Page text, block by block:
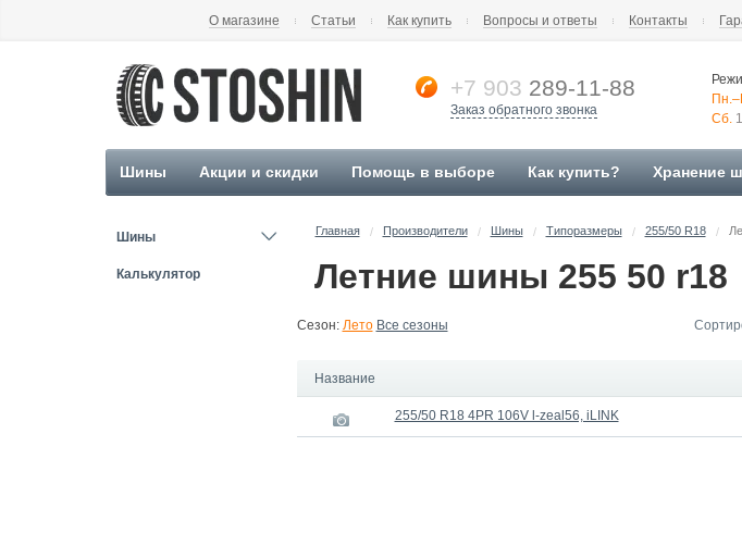
О магазине Статьи Как купить Вопросы и ответы Контакты
+7 903 289-11-88
Заказ обратного звонка
Сб.
Шины Акции и скидки Помощь в выборе Как купить? Хранение
Шины
Калькулятор
Главная / Производители / Шины / Типоразмеры / 255/50 R18 /
Летние шины 255 50 r18
Сезон: Лето Все сезоны
Название
255/50 R18 4PR 106V l-zeal56, iLINK